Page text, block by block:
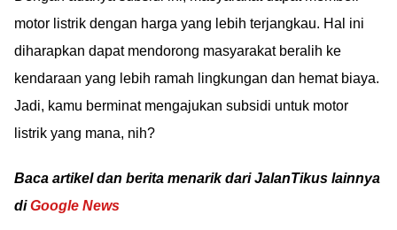
daftar merek motor
listrik terbaru yang
motor listrik dengan harga yang lebih terjangkau. Hal ini
diharapkan dapat mendorong masyarakat beralih ke
kendaraan yang lebih ramah lingkungan dan hemat biaya.
Jadi, kamu berminat mengajukan subsidi untuk motor
listrik yang mana, nih?
Baca artikel dan berita menarik dari JalanTikus lainnya
diGoogle News